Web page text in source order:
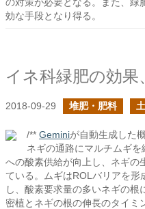
効な手段となり得る。
イネ科緑肥の効果
2018-09-29 堆肥・肥料
/** Geminiが自動生成した
ネギの通路にマルチムギ
への酸素供給が向上し、ネギの
ている。ムギはROLバリアを形
し、酸素要求量の多いネギの
密植とネギの根の伸長のタイミ